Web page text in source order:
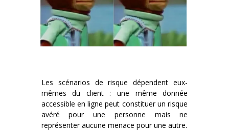
Les scénarios de risque dépendent eux-
mêmes du client : une même donnée
accessible en ligne peut constituer un risque
avéré pour une personne mais ne
représenter aucune menace pour une autre.